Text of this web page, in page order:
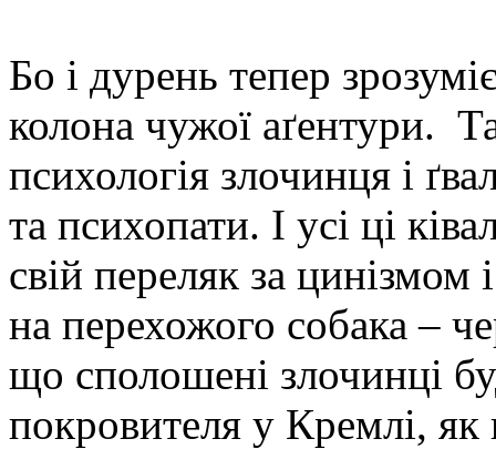
Бо і дурень тепер
колона чужої аґентури.
психологія злочинця і
та психопати. І усі ці
свій переляк за
на перехожого собака –
що сполошені злочинці
покровителя у Кремлі, як